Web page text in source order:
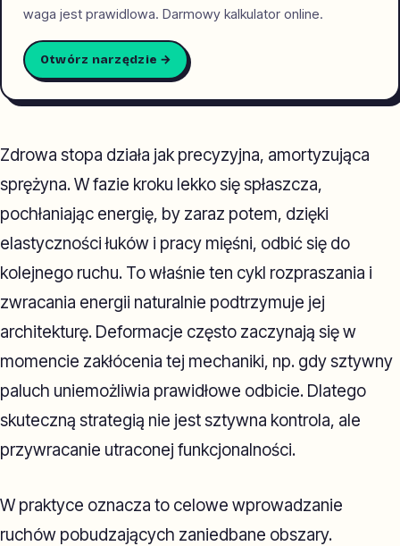
waga jest prawidlowa. Darmowy kalkulator online.
Otwórz narzędzie →
Zdrowa stopa działa jak precyzyjna, amortyzująca
sprężyna. W fazie kroku lekko się spłaszcza,
pochłaniając energię, by zaraz potem, dzięki
elastyczności łuków i pracy mięśni, odbić się do
kolejnego ruchu. To właśnie ten cykl rozpraszania i
zwracania energii naturalnie podtrzymuje jej
architekturę. Deformacje często zaczynają się w
momencie zakłócenia tej mechaniki, np. gdy sztywny
paluch uniemożliwia prawidłowe odbicie. Dlatego
skuteczną strategią nie jest sztywna kontrola, ale
przywracanie utraconej funkcjonalności.
W praktyce oznacza to celowe wprowadzanie
ruchów pobudzających zaniedbane obszary.